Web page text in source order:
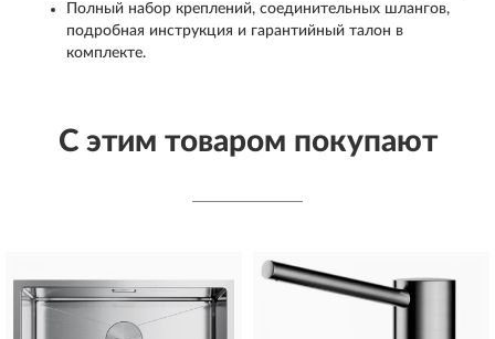
Полный набор креплений, соединительных шлангов,
подробная инструкция и гарантийный талон в
комплекте.
С этим товаром покупают